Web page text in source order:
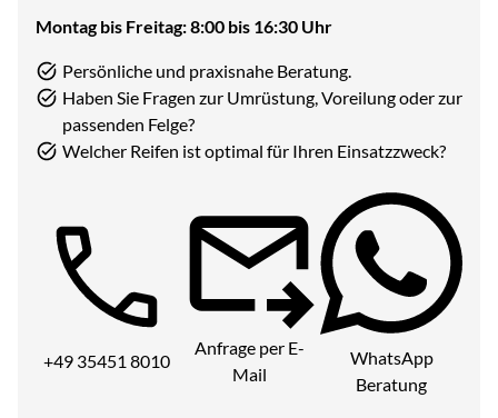
Montag bis Freitag: 8:00 bis 16:30 Uhr
Persönliche und praxisnahe Beratung.
Haben Sie Fragen zur Umrüstung, Voreilung oder zur
passenden Felge?
Welcher Reifen ist optimal für Ihren Einsatzzweck?
Telefon:
+49 35451 8010
Anfrage per E-
Mail
WhatsApp
Beratung